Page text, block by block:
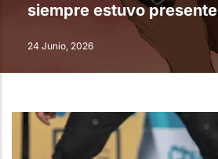
siempre estuvo presente
24 Junio, 2026